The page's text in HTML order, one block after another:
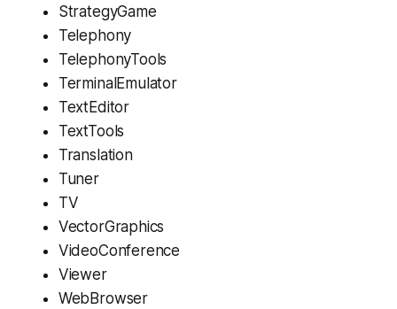
StrategyGame
Telephony
TelephonyTools
TerminalEmulator
TextEditor
TextTools
Translation
Tuner
TV
VectorGraphics
VideoConference
Viewer
WebBrowser